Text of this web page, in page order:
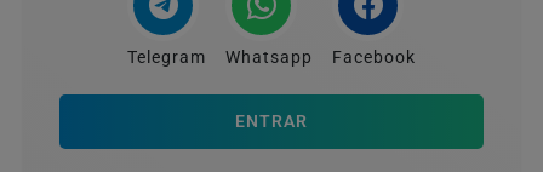
Telegram Whatsapp Facebook
ENTRAR